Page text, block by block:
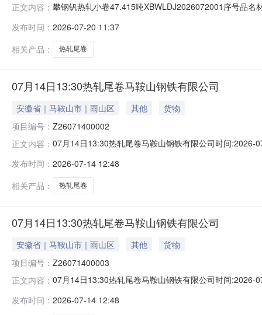
正文内容： 攀钢钒热轧小卷47.415吨XBWLDJ2026072001序号品
卷）Q235B2.3*1250*C攀钢钒1/2.64折边(因非计划产品
发布时间： 2026-07-20 11:37
相关产品：
热轧尾卷
07月14日13:30热轧尾卷马鞍山钢铁有限公司
安徽省｜马鞍山市｜雨山区 其他
货物
项目编号： Z26071400002
正文内容： 07月14日13:30热轧尾卷马鞍山钢铁有限公司时间
保证金：￥500.00元交易保证金：￥500.00元竞价保
发布时间： 2026-07-14 12:48
相关产品：
热轧尾卷
07月14日13:30热轧尾卷马鞍山钢铁有限公司
安徽省｜马鞍山市｜雨山区 其他
货物
项目编号： Z26071400003
正文内容： 07月14日13:30热轧尾卷马鞍山钢铁有限公司时间
保证金：￥500.00元交易保证金：￥500.00元竞价保
发布时间： 2026-07-14 12:48